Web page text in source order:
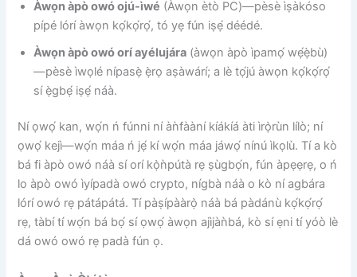
Àwọn àpò owó ojú-ìwé (Àwọn ètò PC)—pèsè ìṣàkóso
pípé lórí àwọn kọ́kọ́rọ́, tó yẹ fún iṣẹ́ déédé.
Àwọn àpò owó orí ayélujára (àwọn àpò ìpamọ́ wẹ́ẹ̀bù)
—pèsè ìwọlé nípasẹ̀ ẹ̀rọ aṣàwárí; a lè tọ́jú àwọn kọ́kọ́rọ́
sí ẹ̀gbẹ́ iṣẹ́ náà.
Ní ọwọ́ kan, wọ́n ń fúnni ní àǹfààní kíákíá àti ìrọ̀rùn lílò; ní
ọwọ́ kejì—wọ́n máa ń jẹ́ kí wọ́n máa jáwọ́ nínú ìkọlù. Tí a kò
bá fi àpò owó náà sí orí kọ̀ǹpútà rẹ ṣùgbọ́n, fún àpẹẹrẹ, o ń
lo àpò owó ìyípadà owó crypto, nígbà náà o kò ní agbára
lórí owó rẹ pátápátá. Tí pàṣípààrọ̀ náà bá pàdánù kọ́kọ́rọ́
rẹ, tàbí tí wọ́n bá bọ́ sí ọwọ́ àwọn ajìjàǹbá, kò sí ẹni tí yóò lè
dá owó owó rẹ padà fún ọ.